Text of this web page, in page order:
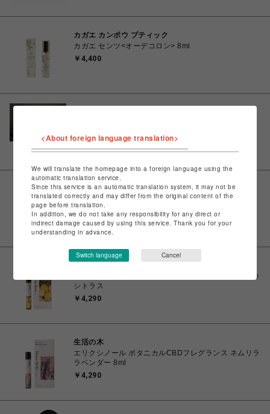
カガエ カンポウ ブティック
カガエ センツ<オーデコロン> 8ml
￥4,400
￥1,760
ラッシュ
LUSH ビューティースリープ 315g
￥4,560
エリクシノール ボタニカルCBDフレグランス ネムリラ
シトラス
￥4,290
生活の木
エリクシノール ボタニカルCBDフレグランス ネムリラ
ラベンダー 8ml
￥4,290
<About foreign language translation>
We will translate the homepage into a foreign language using the
automatic translation service.
Since this service is an automatic translation system, it may not be
translated correctly and may differ from the original content of the
page before translation.
In addition, we do not take any responsibility for any direct or
indirect damage caused by using this service. Thank you for your
understanding in advance.
Switch language Cancel